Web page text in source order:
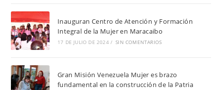
Inauguran Centro de Atención y Formación
Integral de la Mujer en Maracaibo
17 DE JULIO DE 2024 / SIN COMENTARIOS
Gran Misión Venezuela Mujer es brazo
fundamental en la construcción de la Patria